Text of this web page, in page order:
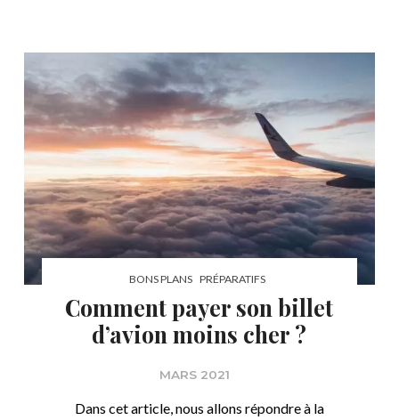
BONS PLANS PRÉPARATIFS
Comment payer son billet
d’avion moins cher ?
MARS 2021
Dans cet article, nous allons répondre à la